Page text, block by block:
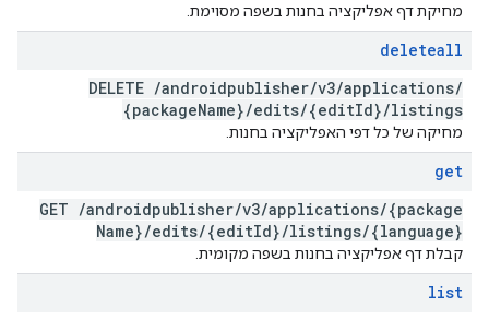
מחיקת דף אפליקציה בחנות בשפה מסוימת.
deleteall
DELETE /androidpublisher/v3/applications/
{packageName}/edits/{editId}/listings
מחיקה של כל דפי האפליקציה בחנות.
get
GET /androidpublisher/v3/applications/{package
Name}/edits/{editId}/listings/{language}
קבלת דף אפליקציה בחנות בשפה מקומית.
list